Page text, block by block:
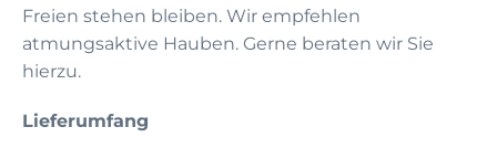
Freien stehen bleiben. Wir empfehlen
atmungsaktive Hauben. Gerne beraten wir Sie
hierzu.
Lieferumfang